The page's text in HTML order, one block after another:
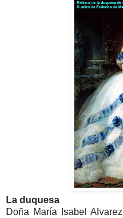
La duquesa
Doña María Isabel